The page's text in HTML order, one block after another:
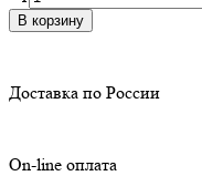
В корзину
Доставка по России
On-line оплата